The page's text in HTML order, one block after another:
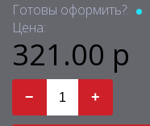
Готовы оформить?:
Цена:
321.00 р
− +